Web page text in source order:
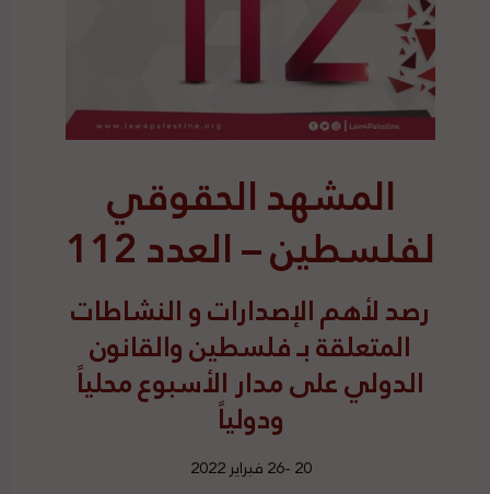
المشهد الحقوقي
لفلسطين – العدد 112
رصدلأهم الإصدارات و النشاطات
المتعلقة بـ فلسطين والقانون
الدولي على مدار الأسبوع محلياً
ودولياً
20 -26 فبراير 2022